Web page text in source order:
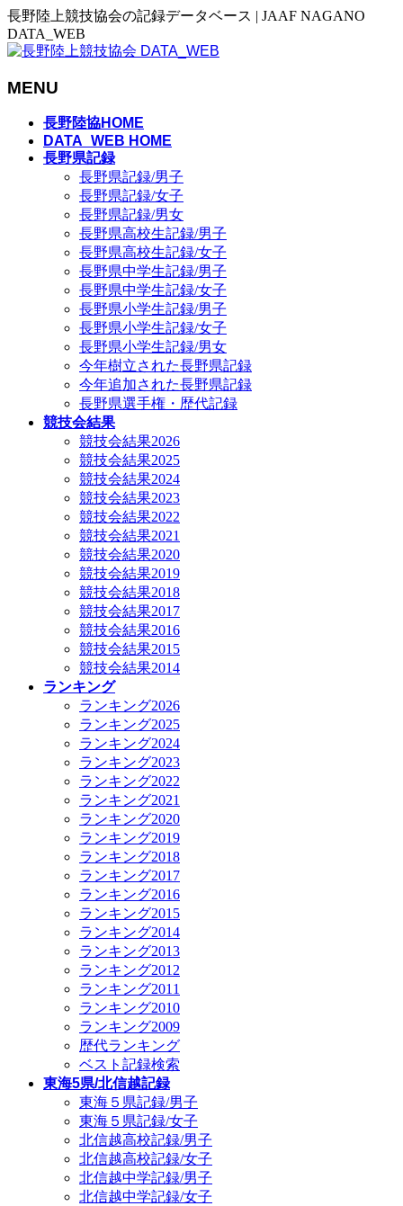
長野陸上競技協会の記録データベース | JAAF NAGANO
DATA_WEB
MENU
長野陸協HOME
DATA_WEB HOME
長野県記録
長野県記録/男子
長野県記録/女子
長野県記録/男女
長野県高校生記録/男子
長野県高校生記録/女子
長野県中学生記録/男子
長野県中学生記録/女子
長野県小学生記録/男子
長野県小学生記録/女子
長野県小学生記録/男女
今年樹立された長野県記録
今年追加された長野県記録
長野県選手権・歴代記録
競技会結果
競技会結果2026
競技会結果2025
競技会結果2024
競技会結果2023
競技会結果2022
競技会結果2021
競技会結果2020
競技会結果2019
競技会結果2018
競技会結果2017
競技会結果2016
競技会結果2015
競技会結果2014
ランキング
ランキング2026
ランキング2025
ランキング2024
ランキング2023
ランキング2022
ランキング2021
ランキング2020
ランキング2019
ランキング2018
ランキング2017
ランキング2016
ランキング2015
ランキング2014
ランキング2013
ランキング2012
ランキング2011
ランキング2010
ランキング2009
歴代ランキング
ベスト記録検索
東海5県/北信越記録
東海５県記録/男子
東海５県記録/女子
北信越高校記録/男子
北信越高校記録/女子
北信越中学記録/男子
北信越中学記録/女子